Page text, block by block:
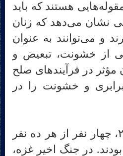
هستند که باید
نشان می‌دهد که زنان
و می‌توانند به عنوان
از خشونت، تبعیض و
مؤثر در فرآیندهای صلح
و خشونت را در
▪️بر اساس گزارش سازمان ملل متحد، در سال ۲۰۲۳، چهار نفر از هر ده نفر
در جنگ اخیر غزه،